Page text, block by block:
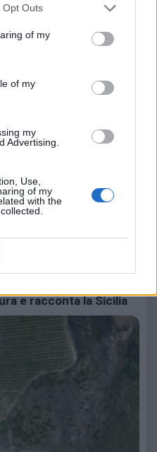
Opt Outs
of my
of my
my
Advertising.
Use,
of my
with the
e racconta la Sicilia